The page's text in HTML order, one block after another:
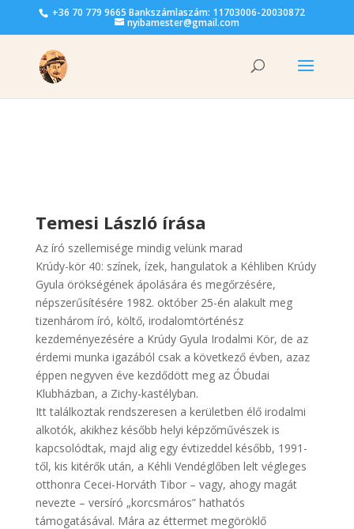
+36 70 779 9665 Bankszámlaszám: 11703006-20030872
nyibamester@gmail.com
Temesi László írása
Az író szellemisége mindig velünk marad
Krúdy-kör 40: színek, ízek, hangulatok a Kéhliben Krúdy
Gyula örökségének ápolására és megőrzésére,
népszerűsítésére 1982. október 25-én alakult meg
tizenhárom író, költő, irodalomtörténész
kezdeményezésére a Krúdy Gyula Irodalmi Kör, de az
érdemi munka igazából csak a következő évben, azaz
éppen negyven éve kezdődött meg az Óbudai
Klubházban, a Zichy-kastélyban.
Itt találkoztak rendszeresen a kerületben élő irodalmi
alkotók, akikhez később helyi képzőművészek is
kapcsolódtak, majd alig egy évtizeddel később, 1991-
től, kis kitérők után, a Kéhli Vendéglőben lelt végleges
otthonra Cecei-Horváth Tibor – vagy, ahogy magát
nevezte – versíró „korcsmáros” hathatós
támogatásával. Mára az éttermet megöröklő